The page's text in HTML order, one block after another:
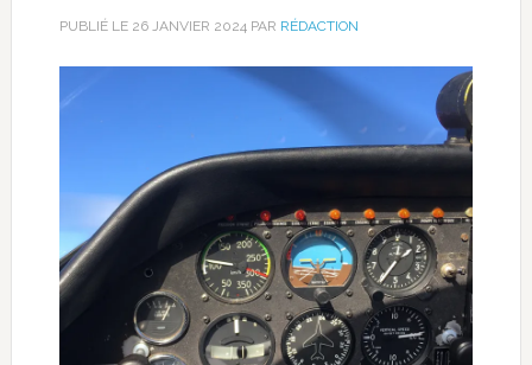
PUBLIÉ LE 26 JANVIER 2024PAR RÉDACTION